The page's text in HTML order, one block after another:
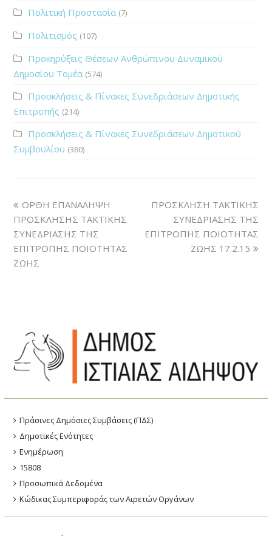
Πολιτική Προστασία (7)
Πολιτισμός (107)
Προκηρύξεις Θέσεων Ανθρώπινου Δυναμικού
Δημοσίου Τομέα (574)
Προσκλήσεις & Πίνακες Συνεδριάσεων Δημοτικής
Επιτροπής (214)
Προσκλήσεις & Πίνακες Συνεδριάσεων Δημοτικού
Συμβουλίου (380)
ΟΡΘΗ ΕΠΑΝΑΛΗΨΗ
ΠΡΟΣΚΛΗΣΗΣ ΤΑΚΤΙΚΗΣ
ΣΥΝΕΔΡΙΑΣΗΣ ΤΗΣ
ΕΠΙΤΡΟΠΗΣ ΠΟΙΟΤΗΤΑΣ
ΖΩΗΣ
ΠΡΟΣΚΛΗΣΗ ΤΑΚΤΙΚΗΣ
ΣΥΝΕΔΡΙΑΣΗΣ ΤΗΣ
ΕΠΙΤΡΟΠΗΣ ΠΟΙΟΤΗΤΑΣ
ΖΩΗΣ 17.2.15
Πράσινες Δημόσιες Συμβάσεις (ΠΔΣ)
Δημοτικές Ενότητες
Ενημέρωση
15808
Προσωπικά Δεδομένα
Κώδικας Συμπεριφοράς των Αιρετών Οργάνων